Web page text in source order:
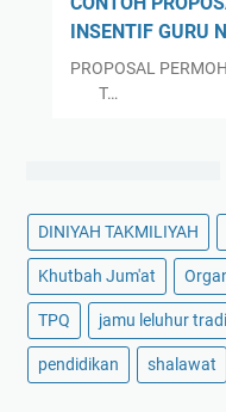
INSENTIF GURU
PROPOSAL
T…
DINIYAH TAKMILIYAH
Khutbah Jum'at
TPQ jamu leluhur
pendidikan shalawat